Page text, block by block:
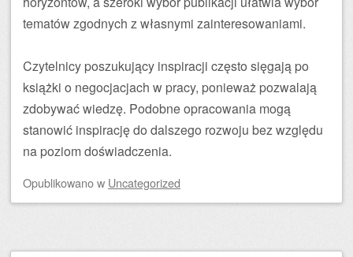
tematów zgodnych z własnymi zainteresowaniami.
Czytelnicy poszukujący inspiracji często sięgają po
książki o negocjacjach w pracy, ponieważ pozwalają
zdobywać wiedzę. Podobne opracowania mogą
stanowić inspirację do dalszego rozwoju bez względu
na poziom doświadczenia.
Opublikowanow Uncategorized